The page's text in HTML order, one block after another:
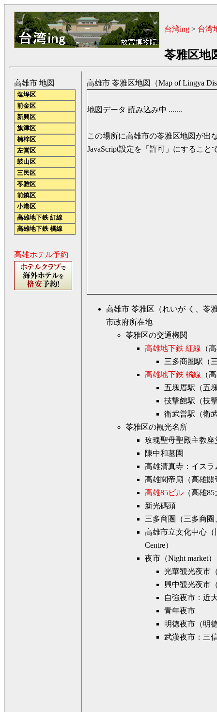
台湾ing > 台湾
苓雅区地
高雄市 苓雅区地図（Map of Lingya
地図データ 読み込み中 .......
この場所に高雄市の苓雅区地図が出
JavaScript設定を「許可」にするこ
高雄市 苓雅区（れいが く、苓
市政府所在地
苓雅区の交通機関
高雄地下鉄 紅線 （
三多商圏駅（
高雄地下鉄 橘線 （
五塊厝駅（五
技撃館駅（技
衛武営駅（衛
苓雅区の観光名所
玫瑰聖母聖殿主教座
陳中和墓園
高雄清真寺：イス
高雄関帝廟（高雄關
高雄85ビル （高雄
新光碼頭
三多商圏（三多商圈
高雄市立文化中心（
Centre）
夜市（Night market）
光華観光夜市
興中観光夜市
自強夜市：近
青年夜市
明徳夜市（明
武漢夜市：三
高雄市 地図
塩埕区
前金区
新興区
旗津区
楠梓区
左営区
鼓山区
三民区
苓雅区
前鎮区
小港区
高雄地下鉄 紅線
高雄地下鉄 橘線
高雄ホテル予約